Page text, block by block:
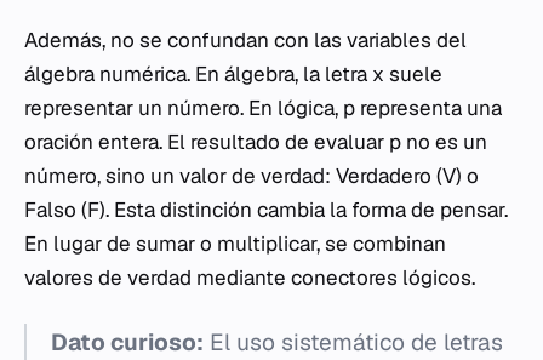
Además, no se confundan con las variables del
álgebra numérica. En álgebra, la letra x suele
representar un número. En lógica, p representa una
oración entera. El resultado de evaluar p no es un
número, sino un valor de verdad: Verdadero (V) o
Falso (F). Esta distinción cambia la forma de pensar.
En lugar de sumar o multiplicar, se combinan
valores de verdad mediante conectores lógicos.
Dato curioso: El uso sistemático de letras